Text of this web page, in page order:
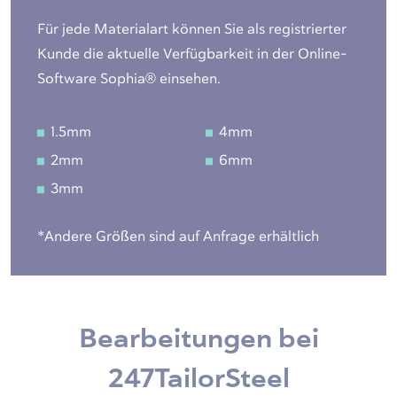
Für jede Materialart können Sie als registrierter
Kunde die aktuelle Verfügbarkeit in der Online-
Software Sophia® einsehen.
1.5mm
2mm
3mm
4mm
6mm
*Andere Größen sind auf Anfrage erhältlich
Bearbeitungen bei
247TailorSteel